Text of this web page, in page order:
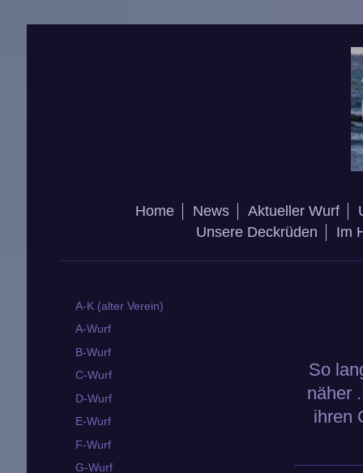
Home News Aktueller Wurf
Unsere Deckrüden
Im
So
näher
ihren
A-K (alter Verein)
A-Wurf
B-Wurf
C-Wurf
D-Wurf
E-Wurf
F-Wurf
G-Wurf